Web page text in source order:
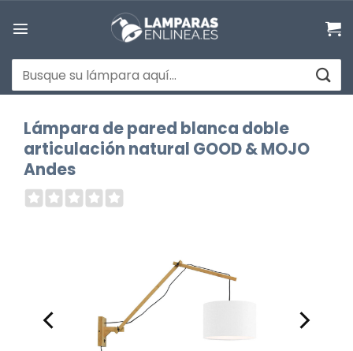
Buscar
por:
Lámpara de pared blanca doble
articulación natural GOOD & MOJO
Andes